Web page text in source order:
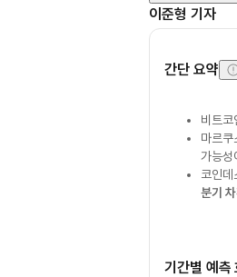
이준형 기자
간단 요약
비트
마르쿠
가능성
코인데
분기
기간별 예측